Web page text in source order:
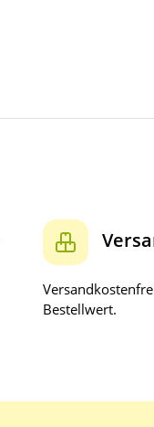
Bestellwert.